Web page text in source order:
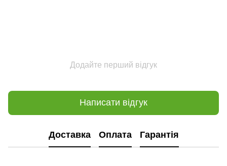
Додайте перший відгук
Написати відгук
Доставка Оплата Гарантія